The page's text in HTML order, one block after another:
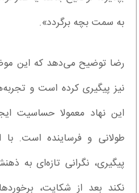
به سمت بچه برگردد».
رضا توضیح می‌دهد که این
نیز پیگیری کرده است و
این نهاد معمولا حساسیت
طولانی و فرساینده است.
پیگیری، نگرانی تازه‌ای به
نکند بعد از شکایت،